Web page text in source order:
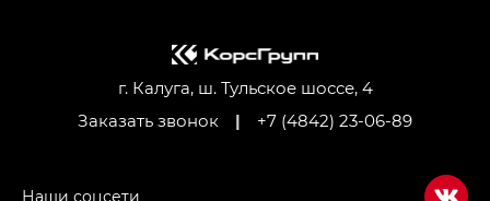
Джи Ти — GT, Джи Икс — GX,
Джи Икс ПРЕМИУМ — GX PREMIUM, ЛАУНЖ —
LOUNGE
Empow — Эмпау (Empow) в комплектации
г. Калуга, ш. Тульское шоссе, 4
Заказать звонок
| +7 (4842) 23-06-89